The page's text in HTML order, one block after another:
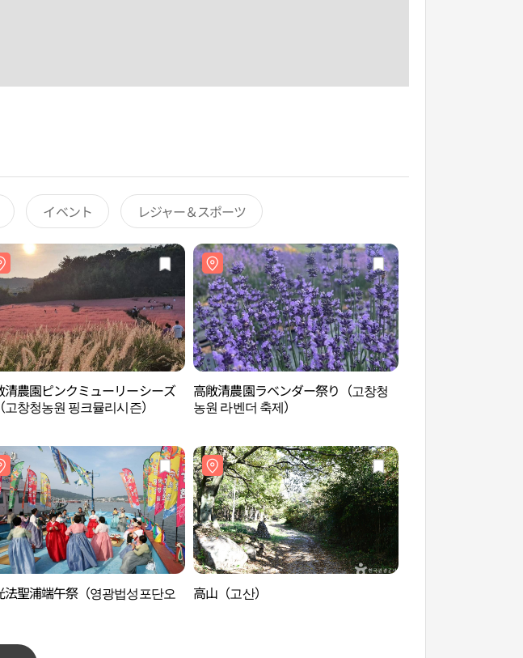
イベント レジャー＆スポーツ
清農園ピンクミューリーシーズ
고창청농원 핑크뮬리시즌）
高敞清農園ラベンダー祭り（고창청
농원 라벤더 축제）
法聖浦端午祭（영광법성포단오
高山（고산）